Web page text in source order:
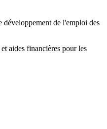
de l'emploi des
aides financières pour les